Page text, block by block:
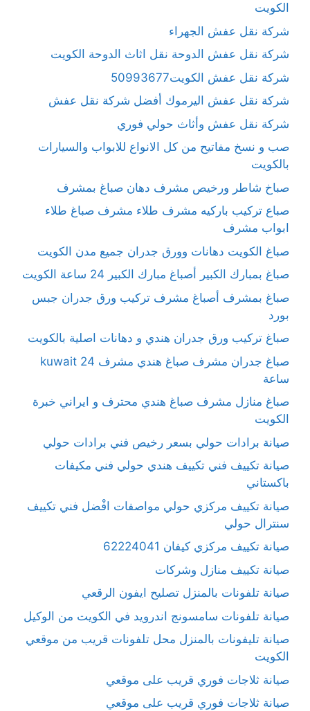
الكويت
شركة نقل عفش الجهراء
شركة نقل عفش الدوحة نقل اثاث الدوحة الكويت
شركة نقل عفش الكويت50993677
شركة نقل عفش اليرموك أفضل شركة نقل عفش
شركة نقل عفش وأثاث حولي فوري
صب و نسخ مفاتيح من كل الانواع للابواب والسيارات
بالكويت
صباخ شاطر ورخيص مشرف دهان صباغ بمشرف
صباع تركيب باركيه مشرف طلاء مشرف صباغ طلاء
ابواب مشرف
صباغ الكويت دهانات وورق جدران جميع مدن الكويت
صباغ بمبارك الكبير أصباغ مبارك الكبير 24 ساعة الكويت
صباغ بمشرف أصباغ مشرف تركيب ورق جدران جبس
بورد
صباغ تركيب ورق جدران هندي و دهانات اصلية بالكويت
صباغ جدران مشرف صباغ هندي مشرف kuwait 24
ساعة
صباغ منازل مشرف صباغ هندي محترف و ايراني خبرة
الكويت
صيانة برادات حولي بسعر رخيص فني برادات حولي
صيانة تكييف فني تكييف هندي حولي فني مكيفات
باكستاني
صيانة تكييف مركزي حولي مواصفات افْضل فني تكييف
سنترال حولي
صيانة تكييف مركزي كيفان 62224041
صيانة تكييف منازل وشركات
صيانة تلفونات بالمنزل تصليح ايفون الرقعي
صيانة تلفونات سامسونج اندرويد في الكويت من الوكيل
صيانة تليفونات بالمنزل محل تلفونات قريب من موقعي
الكويت
صيانة ثلاجات فوري قريب على موقعي
صيانة ثلاجات فوري قريب على موقعي